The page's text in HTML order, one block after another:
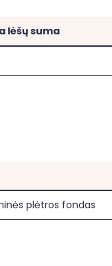
lėšų suma
plėtros fondas